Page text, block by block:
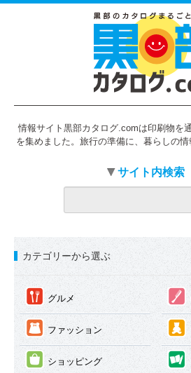
情報サイト黒部カタログ.comは印刷物を
を集めました。旅行の準備に、暮らしの
サイト内検索
カテゴリーから選ぶ
① グルメ ②
③ ファッション ④
⑤ ショッピング ⑥